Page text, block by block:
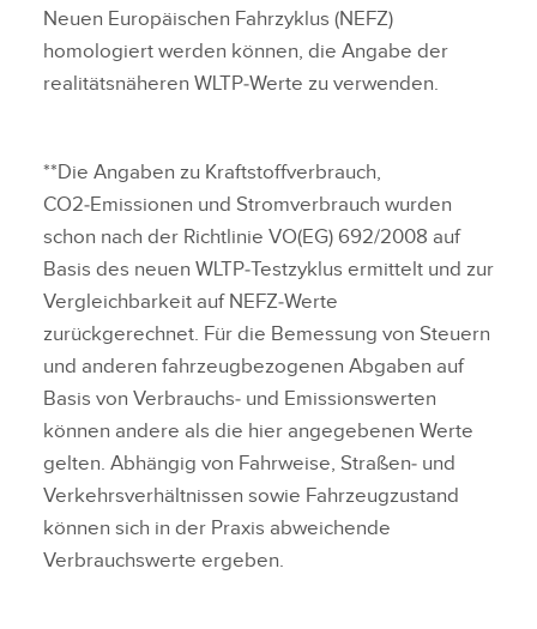
Neuen Europäischen Fahrzyklus (NEFZ)
homologiert werden können, die Angabe der
realitätsnäheren WLTP‑Werte zu verwenden.
**Die Angaben zu Kraftstoffverbrauch,
CO2‑Emissionen und Stromverbrauch wurden
schon nach der Richtlinie VO(EG) 692/2008 auf
Basis des neuen WLTP‑Testzyklus ermittelt und zur
Vergleichbarkeit auf NEFZ‑Werte
zurückgerechnet. Für die Bemessung von Steuern
und anderen fahrzeugbezogenen Abgaben auf
Basis von Verbrauchs‑ und Emissionswerten
können andere als die hier angegebenen Werte
gelten. Abhängig von Fahrweise, Straßen‑ und
Verkehrsverhältnissen sowie Fahrzeugzustand
können sich in der Praxis abweichende
Verbrauchswerte ergeben.